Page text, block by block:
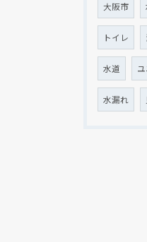
大阪市
トイレ
水道
水漏れ